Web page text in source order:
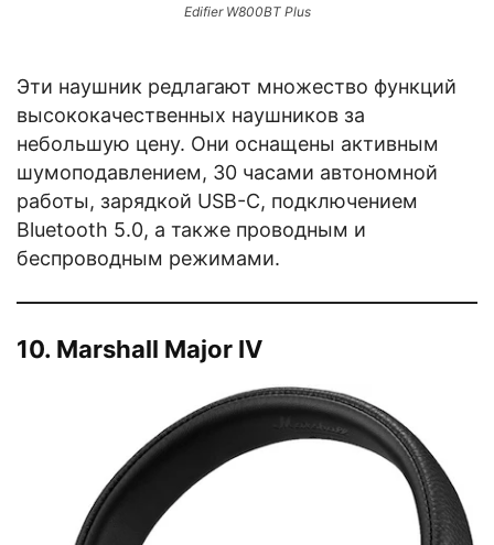
Edifier W800BT Plus
Эти наушник редлагают множество функций
высококачественных наушников за
небольшую цену. Они оснащены активным
шумоподавлением, 30 часами автономной
работы, зарядкой USB-C, подключением
Bluetooth 5.0, а также проводным и
беспроводным режимами.
10. Marshall Major IV